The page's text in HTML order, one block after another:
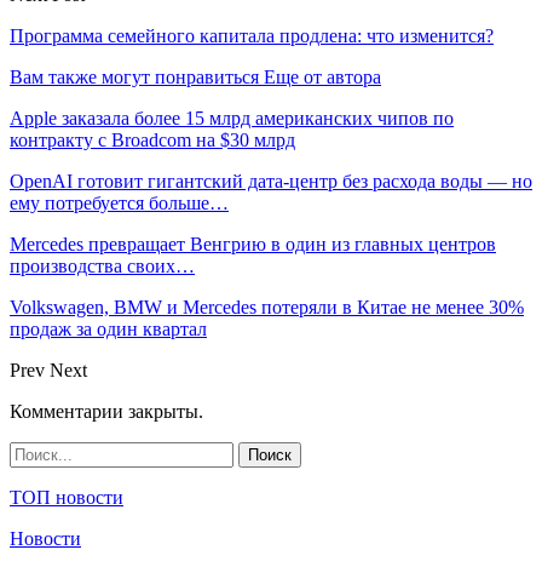
Программа семейного капитала продлена: что изменится?
Вам также могут понравиться Еще от автора
Apple заказала более 15 млрд американских чипов по
контракту с Broadcom на $30 млрд
OpenAI готовит гигантский дата-центр без расхода воды — но
ему потребуется больше…
Mercedes превращает Венгрию в один из главных центров
производства своих…
Volkswagen, BMW и Mercedes потеряли в Китае не менее 30%
продаж за один квартал
Prev Next
Комментарии закрыты.
ТОП новости
Новости